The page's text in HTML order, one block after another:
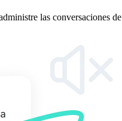
las conversaciones